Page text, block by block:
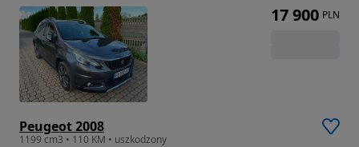
Peugeot 2008
1199 cm3 • 110 KM • uszkodzony
17 900 PLN